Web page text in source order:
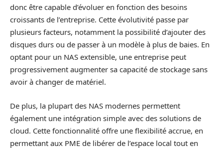
donc être capable d’évoluer en fonction des besoins
croissants de l’entreprise. Cette évolutivité passe par
plusieurs facteurs, notamment la possibilité d’ajouter des
disques durs ou de passer à un modèle à plus de baies. En
optant pour un NAS extensible, une entreprise peut
progressivement augmenter sa capacité de stockage sans
avoir à changer de matériel.
De plus, la plupart des NAS modernes permettent
également une intégration simple avec des solutions de
cloud. Cette fonctionnalité offre une flexibilité accrue, en
permettant aux PME de libérer de l’espace local tout en